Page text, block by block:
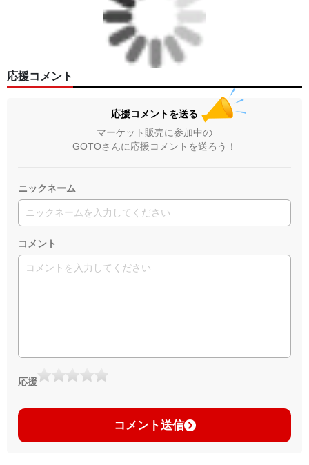
応援コメント
応援コメントを送る
マーケット販売に参加中の
GOTOさんに応援コメントを送ろう！
ニックネーム
コメント
応援
コメント送信